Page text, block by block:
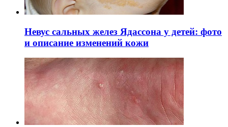
Невус сальных желез Ядассона у детей: фото
и описание изменений кожи